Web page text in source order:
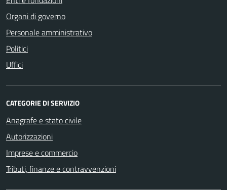
Organi di governo
Personale amministrativo
Politici
Uffici
CATEGORIE DI SERVIZIO
Anagrafe e stato civile
Autorizzazioni
Imprese e commercio
Tributi, finanze e contravvenzioni